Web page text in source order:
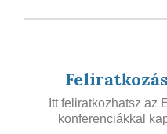
Itt feliratkozhatsz az
konferenciákkal